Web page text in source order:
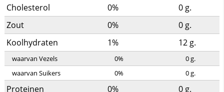
Cholesterol 0% 0 g.
Zout
0% 0 g.
Koolhydraten
1% 12 g.
waarvan Vezels 0% 0g.
waarvan Suikers
0% 0g.
Proteinen 0% 0 g.